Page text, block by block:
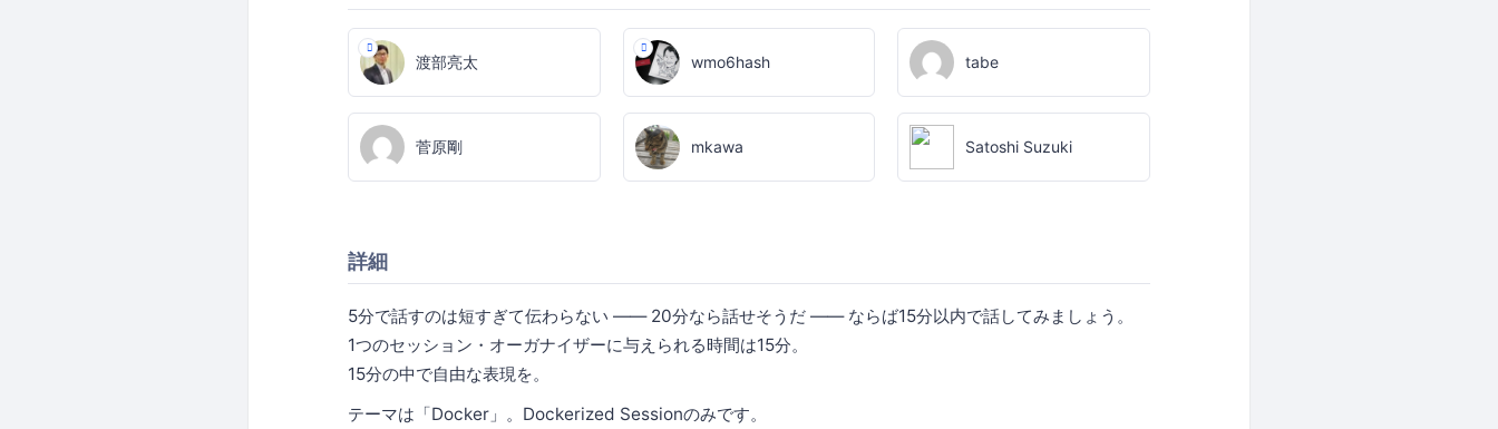
渡部亮太 wmo6hash tabe
菅原剛 mkawa Satoshi Suzuki
詳細
5分で話すのは短すぎて伝わらない ―― 20分なら話せそうだ ―― ならば15分以内で話してみましょう。
1つのセッション・オーガナイザーに与えられる時間は15分。
15分の中で自由な表現を。
テーマは「Docker」。Dockerized Sessionのみです。